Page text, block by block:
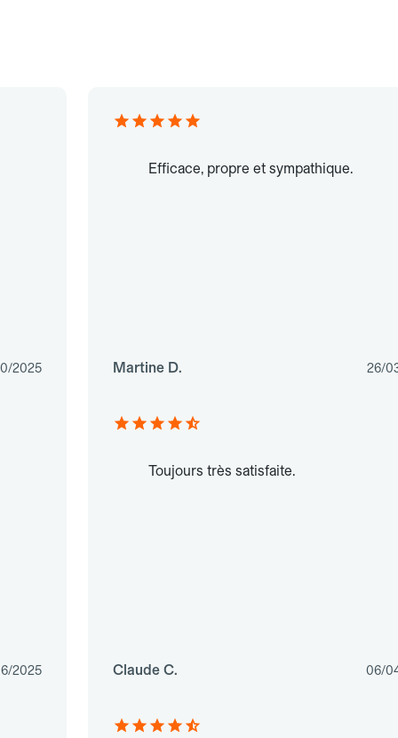
2025
Efficace, propre et sympathique.
Martine D. 26/
2025
Toujours très satisfaite.
Claude C. 06/